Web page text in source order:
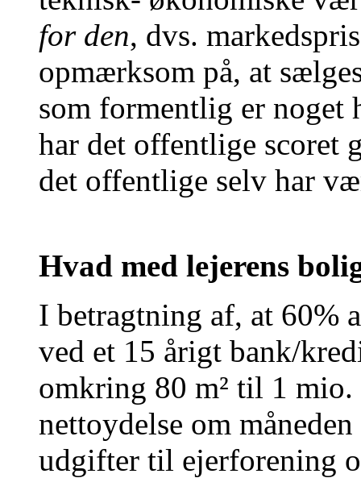
for den, dvs.
opmærksom på, at
som formentlig er noget
har det offentlige scoret
det offentlige selv har
Hvad med lejerens
I betragtning af, at 60%
ved et 15 årigt bank/
omkring 80 m² til 1
nettoydelse om
udgifter til ejerforening